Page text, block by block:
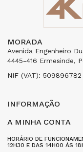
MORADA
Avenida Engenheiro
4445-416 Ermesinde,
NIF (VAT): 509896782
INFORMAÇÃO
A MINHA CONTA
HORÁRIO DE
12H30 E DAS 14H00 ÀS